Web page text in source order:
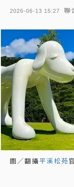
2026-06-13 15:27 聯
圖／翻攝平溪松苑